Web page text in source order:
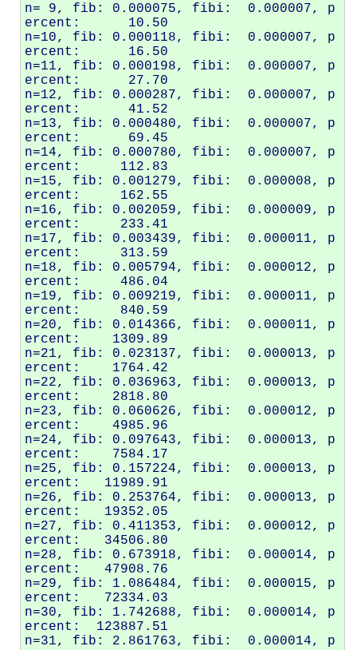
n= 9, fib: 0.000075, fibi:  0.000007, p
ercent:      10.50
n=10, fib: 0.000118, fibi:  0.000007, p
ercent:      16.50
n=11, fib: 0.000198, fibi:  0.000007, p
ercent:      27.70
n=12, fib: 0.000287, fibi:  0.000007, p
ercent:      41.52
n=13, fib: 0.000480, fibi:  0.000007, p
ercent:      69.45
n=14, fib: 0.000780, fibi:  0.000007, p
ercent:     112.83
n=15, fib: 0.001279, fibi:  0.000008, p
ercent:     162.55
n=16, fib: 0.002059, fibi:  0.000009, p
ercent:     233.41
n=17, fib: 0.003439, fibi:  0.000011, p
ercent:     313.59
n=18, fib: 0.005794, fibi:  0.000012, p
ercent:     486.04
n=19, fib: 0.009219, fibi:  0.000011, p
ercent:     840.59
n=20, fib: 0.014366, fibi:  0.000011, p
ercent:    1309.89
n=21, fib: 0.023137, fibi:  0.000013, p
ercent:    1764.42
n=22, fib: 0.036963, fibi:  0.000013, p
ercent:    2818.80
n=23, fib: 0.060626, fibi:  0.000012, p
ercent:    4985.96
n=24, fib: 0.097643, fibi:  0.000013, p
ercent:    7584.17
n=25, fib: 0.157224, fibi:  0.000013, p
ercent:   11989.91
n=26, fib: 0.253764, fibi:  0.000013, p
ercent:   19352.05
n=27, fib: 0.411353, fibi:  0.000012, p
ercent:   34506.80
n=28, fib: 0.673918, fibi:  0.000014, p
ercent:   47908.76
n=29, fib: 1.086484, fibi:  0.000015, p
ercent:   72334.03
n=30, fib: 1.742688, fibi:  0.000014, p
ercent:  123887.51
n=31, fib: 2.861763, fibi:  0.000014, p